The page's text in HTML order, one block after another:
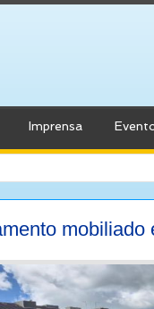
Imprensa
mobiliado